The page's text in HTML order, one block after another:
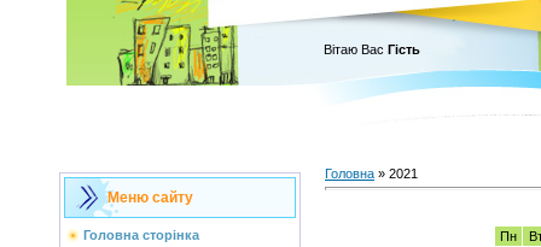
Вітаю Вас Гість
Меню сайту
Головна сторінка
Головна » 2021
Пн